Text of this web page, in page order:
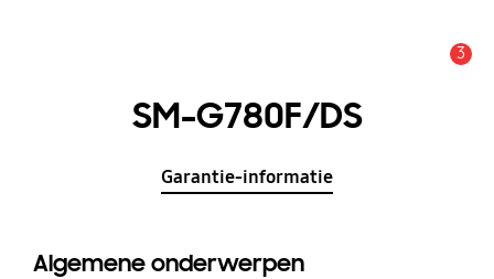
3
SM-G780F/DS
Garantie-informatie
Algemene onderwerpen